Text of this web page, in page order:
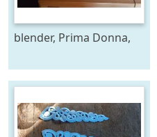
blender, Prima Donna,